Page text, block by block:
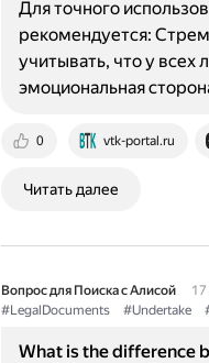
0 vtk-portal.ru
Для точного
рекомендуется:
учитывать, что у всех
эмоциональная
Читать далее
Вопрос для Поиска с Алисой
17
#LegalDocuments
#Undertake
What is the difference